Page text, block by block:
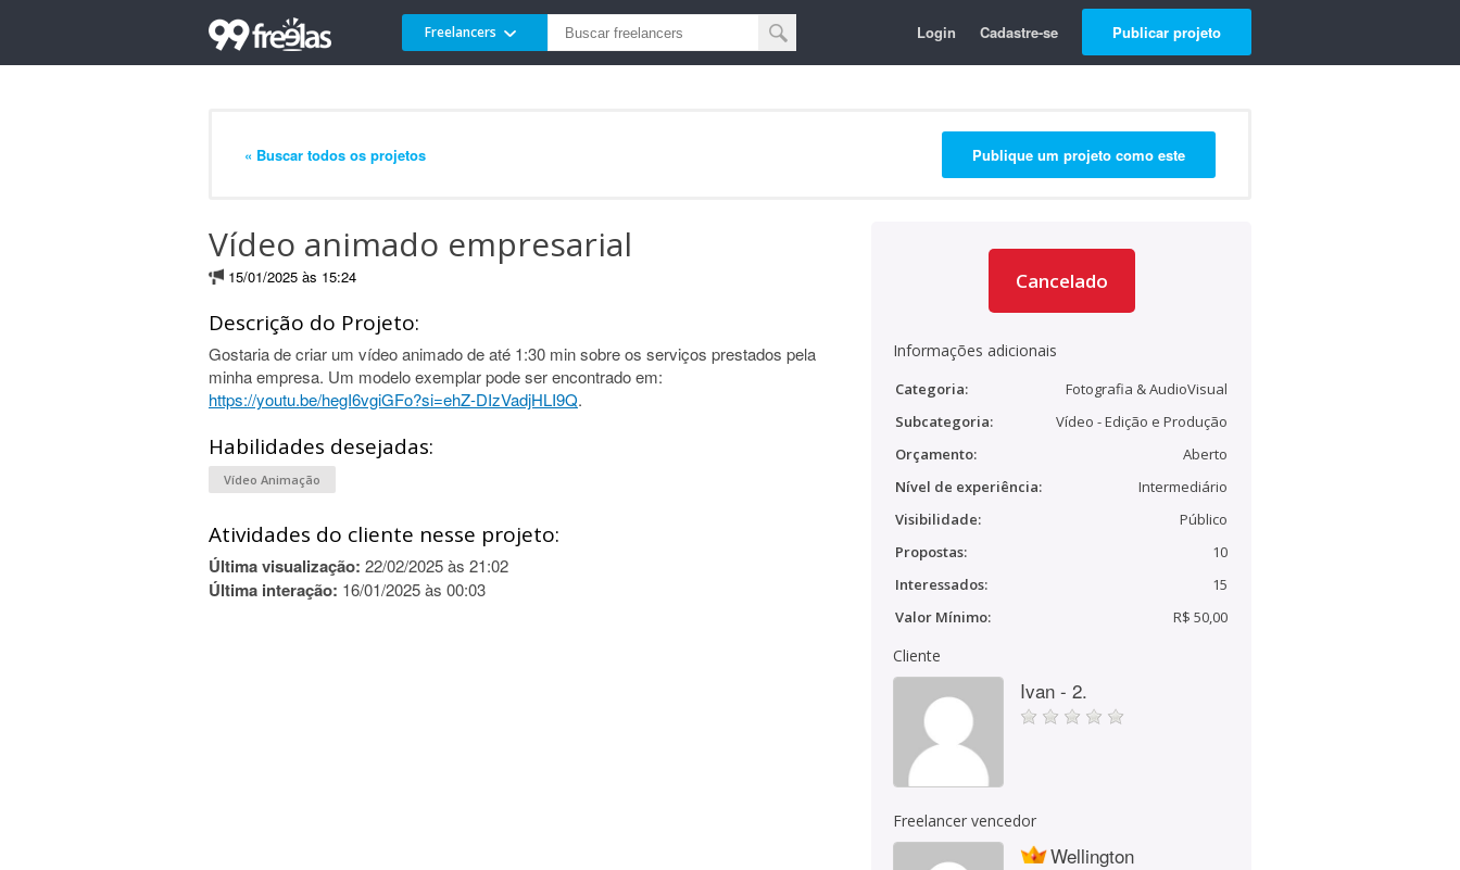
Freelancers Login Cadastre-se Publicar projeto
« Buscar todos os projetos Publique um projeto como este
Vídeo animado empresarial
15/01/2025 às 15:24
Descrição do Projeto:
Gostaria de criar um vídeo animado de até 1:30 min sobre os serviços prestados pela
minha empresa. Um modelo exemplar pode ser encontrado em:
https://youtu.be/hegI6vgiGFo?si=ehZ-DIzVadjHLI9Q.
Habilidades desejadas:
Vídeo Animação
Atividades do cliente nesse projeto:
Última visualização: 22/02/2025 às 21:02
Última interação: 16/01/2025 às 00:03
Cancelado
Informações adicionais
Categoria:
Fotografia & AudioVisual
Subcategoria:
Vídeo - Edição e Produção
Orçamento:
Aberto
Nível de experiência:
Intermediário
Visibilidade:
Público
Propostas:
10
Interessados:
15
Valor Mínimo:
R$ 50,00
Cliente
Ivan - 2.
Freelancer vencedor
Wellington